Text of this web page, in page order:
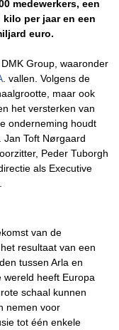
medewerkers, een
per jaar en een
euro.
Group, waaronder
. vallen. Volgens de
maar ook
het versterken van
onderneming houdt
Jan Toft Nørgaard
Peder Tuborgh
als Executive
van de
resultaat van een
tussen Arla en
wereld heeft Europa
schaal kunnen
nemen voor
tot één enkele